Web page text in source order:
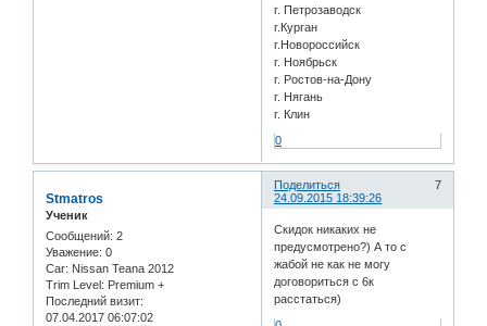
г. Петрозаводск
г.Курган
г.Новороссийск
г. Ноябрьск
г. Ростов-на-Дону
г. Нягань
г. Клин
0
Поделиться
7
24.09.2015 18:39:26
Stmatros
Ученик
Сообщений: 2
Уважение: 0
Car: Nissan Teana 2012
Trim Level: Premium +
Последний визит:
07.04.2017 06:07:02
Скидок никаких не
предусмотрено?) А то с
жабой не как не могу
договориться с 6к
расстаться)